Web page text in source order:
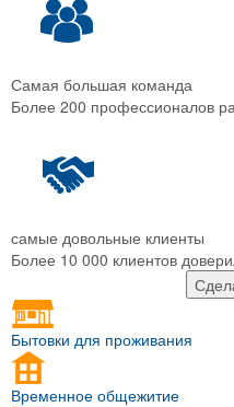
Самая большая команда
Более 200 профессионалов
самые довольные клиенты
Более 10 000 клиентов
Бытовки для проживания
Временное общежитие